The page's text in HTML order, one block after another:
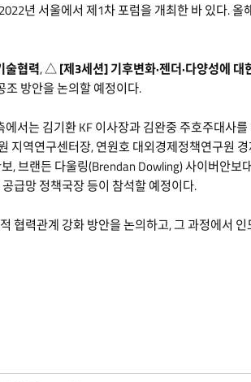
년 서울에서 제1차 포럼을 개최한 바 있다.
술협력, △[제3세션] 기후변화·젠더·다양성에 대
조 방안을 논의할 예정이다.
서는 김기환 KF 이사장과 김완중 주호주대사
지역연구센터장, 연원호 대외경제정책연구원
, 브랜든 다울링(Brendan Dowling) 사이버안
급망 정책국장 등이 참석할 예정이다.
협력관계 강화 방안을 논의하고, 그 과정에서